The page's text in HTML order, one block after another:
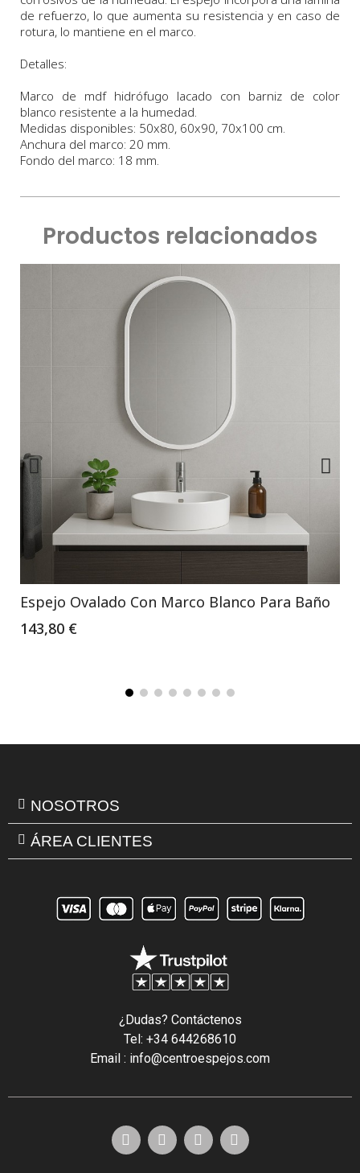
de refuerzo, lo que aumenta su resistencia y en caso de
rotura, lo mantiene en el marco.
Detalles:
Marco de mdf hidrófugo lacado con barniz de color
blanco resistente a la humedad.
Medidas disponibles: 50x80, 60x90, 70x100 cm.
Anchura del marco: 20 mm.
Fondo del marco: 18 mm.
Productos relacionados
Espejo Ovalado Con Marco Blanco Para Baño
143,80 €
NOSOTROS
ÁREA CLIENTES
¿Dudas? Contáctenos
Tel: +34 644268610
Email : info@centroespejos.com